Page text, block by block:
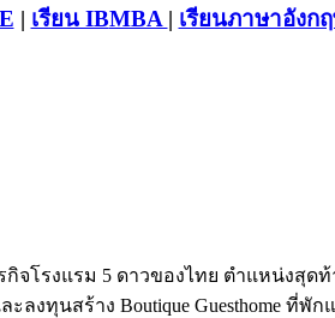
| เรียน IBMBA | เรียนภาษาอังก
โรงแรม 5 ดาวของไทย ตำแหน่งสุด
ลงทุนสร้าง Boutique Guesthome